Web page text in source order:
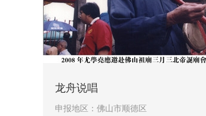
龙舟说唱
申报地区： 佛山市顺德区